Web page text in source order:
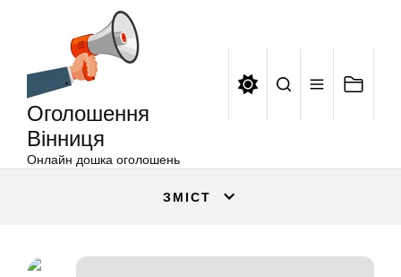
Оголошення
Вінниця
Онлайн дошка оголошень
ЗМІСТ